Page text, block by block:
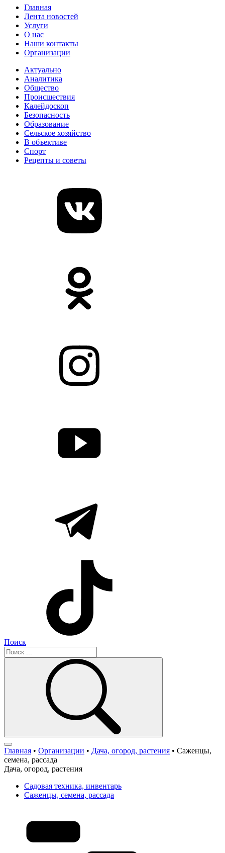
Главная
Лента новостей
Услуги
О нас
Наши контакты
Организации
Актуально
Аналитика
Общество
Происшествия
Калейдоскоп
Безопасность
Образование
Сельское хозяйство
В объективе
Спорт
Рецепты и советы
Поиск
Главная • Организации • Дача, огород, растения • Саженцы,
семена, рассада
Дача, огород, растения
Садовая техника, инвентарь
Саженцы, семена, рассада